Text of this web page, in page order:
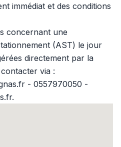
immédiat et des conditions
concernant une
(AST) le jour
directement par la
via :
- 0557970050 -